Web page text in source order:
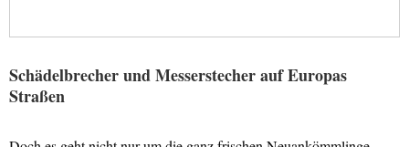
Schädelbrecher und Messerstecher auf Europas
Straßen